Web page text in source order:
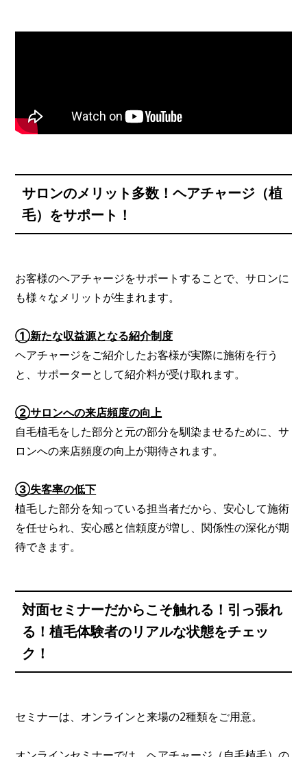
サロンのメリット多数！ヘアチャージ（植
毛）をサポート！
お客様のヘアチャージをサポートすることで、サロンに
も様々なメリットが生まれます。
①新たな収益源となる紹介制度
ヘアチャージをご紹介したお客様が実際に施術を行う
と、サポーターとして紹介料が受け取れます。
②サロンへの来店頻度の向上
自毛植毛をした部分と元の部分を馴染ませるために、サ
ロンへの来店頻度の向上が期待されます。
③失客率の低下
植毛した部分を知っている担当者だから、安心して施術
を任せられ、安心感と信頼度が増し、関係性の深化が期
待できます。
対面セミナーだからこそ触れる！引っ張れ
る！植毛体験者のリアルな状態をチェッ
ク！
セミナーは、オンラインと来場の2種類をご用意。